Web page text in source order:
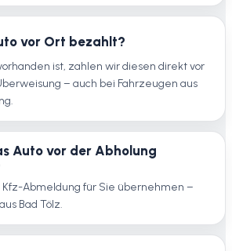
vor Ort bezahlt?
ist, zahlen wir diesen direkt vor
– auch bei Fahrzeugen aus
Auto vor der Abholung
Kfz-Abmeldung für Sie übernehmen –
Bad Tölz.